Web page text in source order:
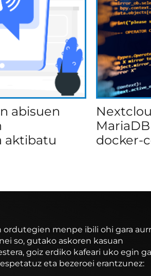
abisuen
aktibatu
docker-
menpe ibili ohi gara
so, gutako askoren kasuan
goiz erdiko kafeari uko egin
eta bezeroei erantzunez: